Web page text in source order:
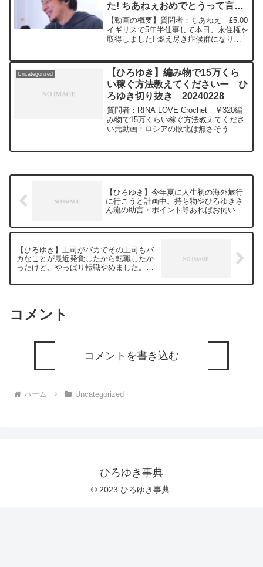
た! ちあねぇおめでとうって言っ
て欲しいです!ー ひろゆき切り
抜き 20250205
【動画の概要】質問者：ちあねえ £5.00
イギリスで5年半仕事して本日、永住権を
取得しました! 燃え尽き症候群になりそ
しいです!元動画：ローマ人の町のタイト
ル回収しつ...
Uncategorized
【ひろゆき】編み物で15万くら
い稼ぐ方法教えてくださいー ひ
ろゆき切り抜き 20240228
質問者：RINA LOVE Crochet ￥320編
み物で15万くらい稼ぐ方法教えてくださ
い元動画：ロシアの敗北は無さそう
***************ひろゆきさんの動画で、寄
してみました。過去にこんな質問してる
かな？と気になったことがあれば、下記
のサイトから検索してみてください。
多くの質問を今後も編集し、アップロー
て頂けたら、いいね！やチャンネル登録
をよろしくお願いします。
【ひろゆき】今年夏に人生初の海外旅行
に行こうと計画中。持ち物やひろゆきさ
ん流の助言・ポイント等あればお伺いし
20240228
【ひろゆき】上司がバカでその上司もバ
カなことが最近発覚したから転職したか
ったけど、やっぱり転職やめました。
コメント
コメントを書き込む
ホーム Uncategorized
ひろゆき事典
© 2023 ひろゆき事典.